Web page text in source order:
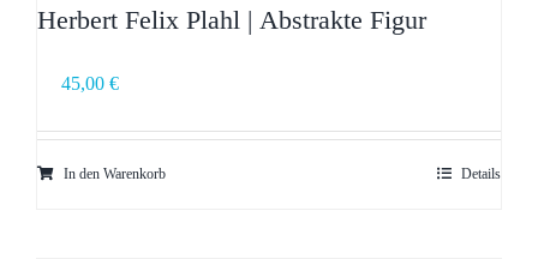
Herbert Felix Plahl | Abstrakte Figur
45,00 €
In den Warenkorb Details